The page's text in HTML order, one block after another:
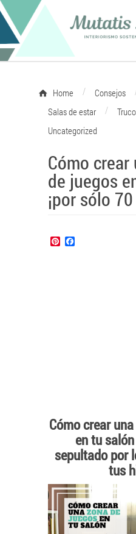
Home / Consejos
Salas de estar
/
Uncategorized
Cómo crear
de juegos
¡por sólo
Pinterest
Cómo crear
en tu
sepultado por
tus